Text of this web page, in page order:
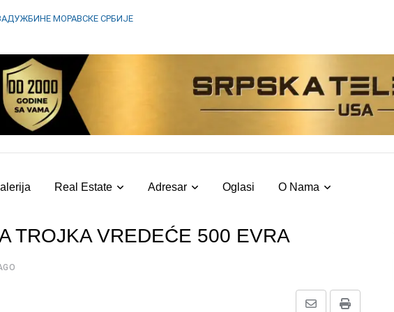
МОРАВСКЕ СРБИЈЕ
Real Estate Adresar Oglasi O Nama
TROJKA VREDEĆE 500 EVRA